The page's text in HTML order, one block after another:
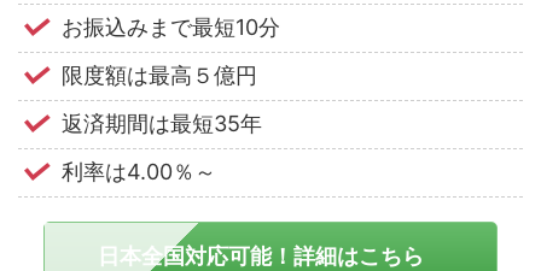
お振込みまで最短10分
限度額は最高５億円
返済期間は最短35年
利率は4.00％～
日本全国対応可能！詳細はこちら